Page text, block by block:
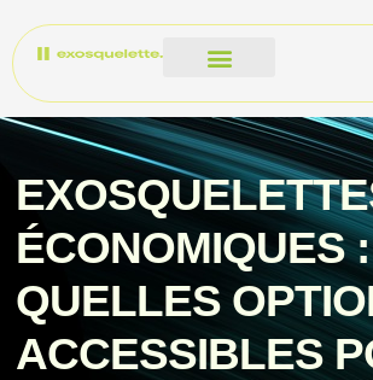
ÉCONOMIQUES :
QUELLES
ACCESSIBLES